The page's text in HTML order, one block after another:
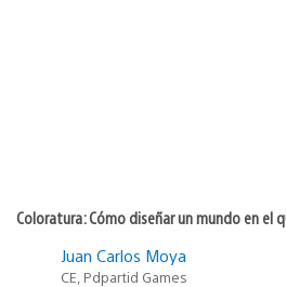
Coloratura: Cómo diseñar un mundo en el
Juan Carlos Moya
CE, Pdpartid Games